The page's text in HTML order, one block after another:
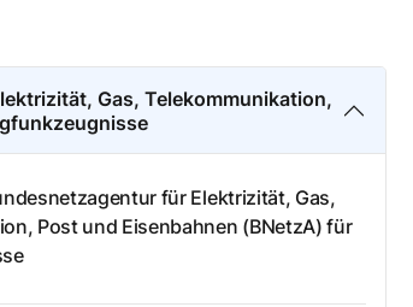
Gas, Telekommunikation,
für Elektrizität, Gas,
Post und Eisenbahnen (BNetzA) für